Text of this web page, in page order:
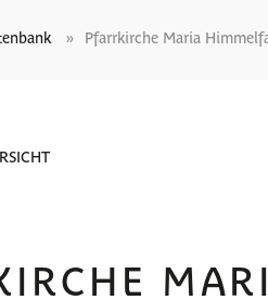
Pfarrkirche Maria